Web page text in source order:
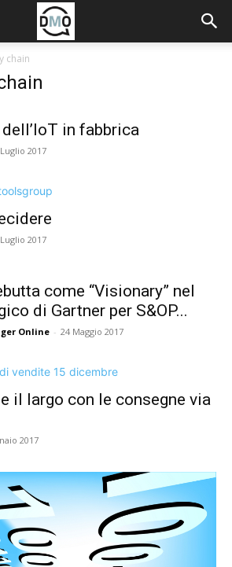
chain
in fabbrica
2017
2017
come “Visionary” nel
di Gartner per S&OP...
Online - 24 Maggio 2017
il largo con le consegne via
2017